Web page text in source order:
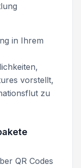
in Ihrem
vorstellt,
zu
QR Codes